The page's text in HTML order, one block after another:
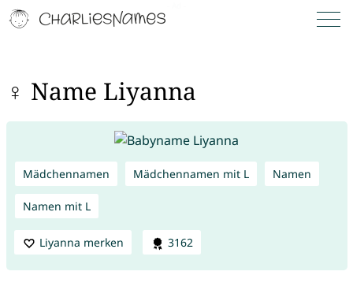
♀ Name Liyanna
Mädchennamen Mädchennamen mit L Namen
Namen mit L
Liyanna merken 3162